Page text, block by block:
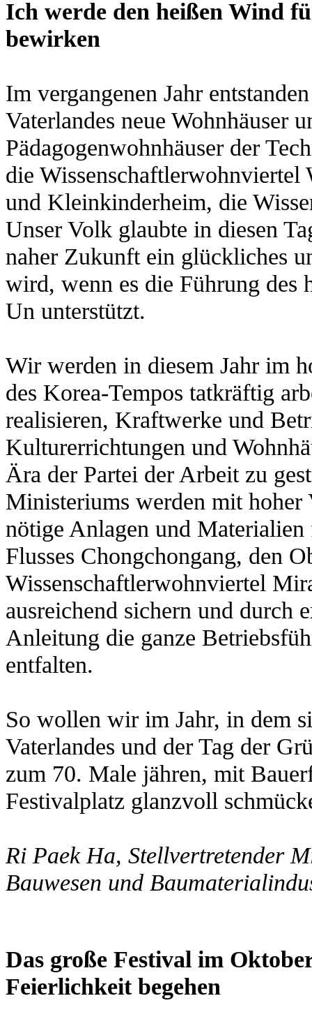
Ich werde den heißen Wind
bewirken
Im vergangenen Jahr
Vaterlandes neue Wohnhäuser
Pädagogenwohnhäuser der
die
und Kleinkinderheim, die
Unser Volk glaubte in diesen
naher Zukunft ein glückliches
wird, wenn es die Führung des
Un unterstützt.
Wir werden in diesem Jahr im
des Korea-Tempos tatkräftig
realisieren, Kraftwerke und
Kulturerrichtungen und
Ära der Partei der Arbeit zu
Ministeriums werden mit
nötige Anlagen und
Flusses Chongchongang, den
Wissenschaftlerwohnviertel
ausreichend sichern und durch
Anleitung die ganze
entfalten.
So wollen wir im Jahr, in dem
Vaterlandes und der Tag der
zum 70. Male jähren, mit
Festivalplatz glanzvoll
Ri Paek Ha, Stellvertretender
Bauwesen und
Das große Festival im
Feierlichkeit begehen